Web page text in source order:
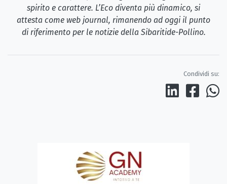
spirito e carattere. L’Eco diventa più dinamico, si
attesta come web journal, rimanendo ad oggi il punto
di riferimento per le notizie della Sibaritide-Pollino.
Condividi su: